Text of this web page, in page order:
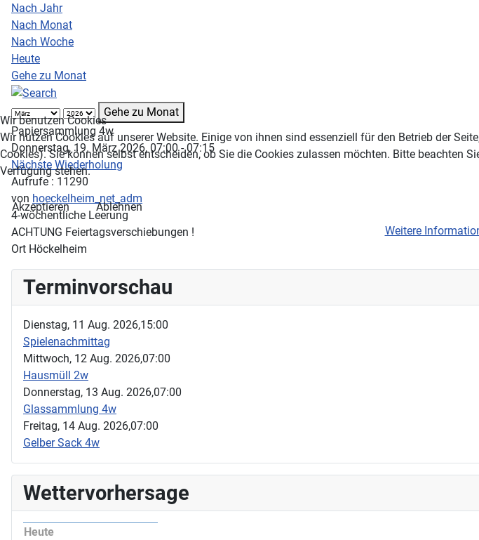
Nach Jahr
Nach Monat
Nach Woche
Heute
Gehe zu Monat
Gehe zu Monat
Papiersammlung 4w
Donnerstag, 19. März 2026, 07:00 - 07:15
Nächste Wiederholung
Aufrufe: 11290
von hoeckelheim_net_adm
4-wöchentliche Leerung
ACHTUNG Feiertagsverschiebungen !
Ort Höckelheim
Terminvorschau
Dienstag, 11 Aug. 2026,15:00
Spielenachmittag
Mittwoch, 12 Aug. 2026,07:00
Hausmüll 2w
Donnerstag, 13 Aug. 2026,07:00
Glassammlung 4w
Freitag, 14 Aug. 2026,07:00
Gelber Sack 4w
Wettervorhersage
Heute
Wir benutzen Cookies
Wir nutzen Cookies auf unserer Website. Einige von ihnen sind essenziell für den Betrieb der
Cookies). Sie können selbst entscheiden, ob Sie die Cookies zulassen möchten. Bitte beachten
Verfügung stehen.
Akzeptieren
Ablehnen
Weitere